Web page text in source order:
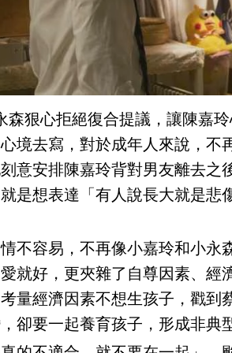
森狠心拒絕復合提議，讓陳嘉
境去寫，對於成年人來說，不
意安排陳嘉玲背對男友離去之
是想表達「有人說長大就是悲
不容易，不再像小嘉玲和小永
就好，更夾雜了自尊因素、經
量經濟因素不想生孩子，戳到
卻要一起養育孩子，形成非典